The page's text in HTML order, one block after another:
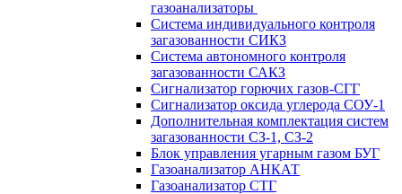
газоанализаторы
Система индивидуального контроля
загазованности СИКЗ
Система автономного контроля
загазованности САКЗ
Сигнализатор горючих газов-СГГ
Сигнализатор оксида углерода СОУ-1
Дополнительная комплектация систем
загазованности СЗ-1, СЗ-2
Блок управления угарным газом БУГ
Газоанализатор АНКАТ
Газоанализатор СТГ